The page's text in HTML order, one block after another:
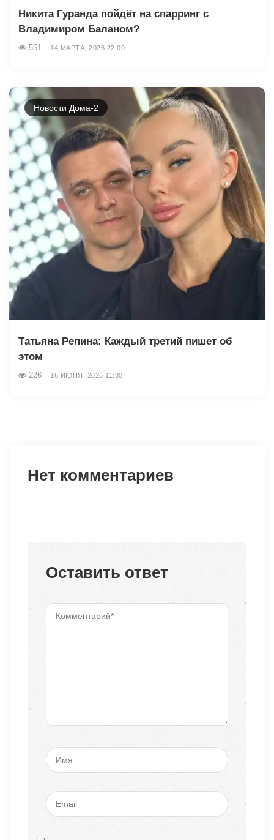
Никита Гуранда пойдёт на спарринг с
Владимиром Баланом?
551 14 МАРТА, 2026 22:00
Новости Дома-2
Татьяна Репина: Каждый третий пишет об
этом
226 16 ИЮНЯ, 2026 11:30
Нет комментариев
Оставить ответ